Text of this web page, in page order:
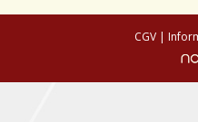
Conseils de
CGV|